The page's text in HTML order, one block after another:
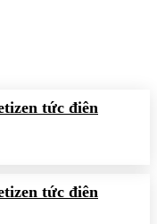
tức điên
tức điên